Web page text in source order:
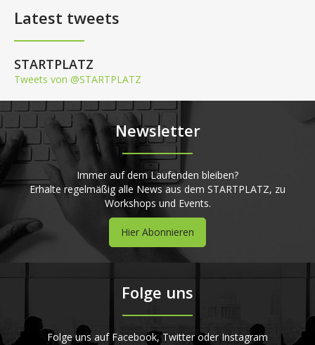
Latest tweets
STARTPLATZ
Tweets von @STARTPLATZ
Newsletter
Immer auf dem Laufenden bleiben?
Erhalte regelmäßig alle News aus dem STARTPLATZ, zu
Workshops und Events.
Hier Abonnieren
Folge uns
Folge uns auf Facebook, Twitter oder Instagram